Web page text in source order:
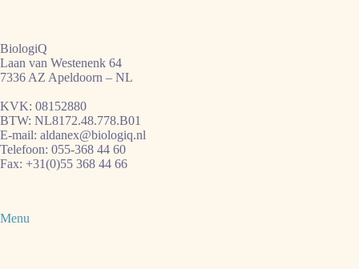
BiologiQ
Laan van Westenenk 64
7336 AZ Apeldoorn – NL
KVK: 08152880
BTW: NL8172.48.778.B01
E-mail: aldanex@biologiq.nl
Telefoon: 055-368 44 60
Fax: +31(0)55 368 44 66
Menu